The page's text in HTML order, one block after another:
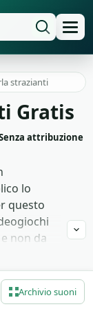
strazianti
Gratis
attribuzione
lo
questo
non da
panico
Archivio suoni